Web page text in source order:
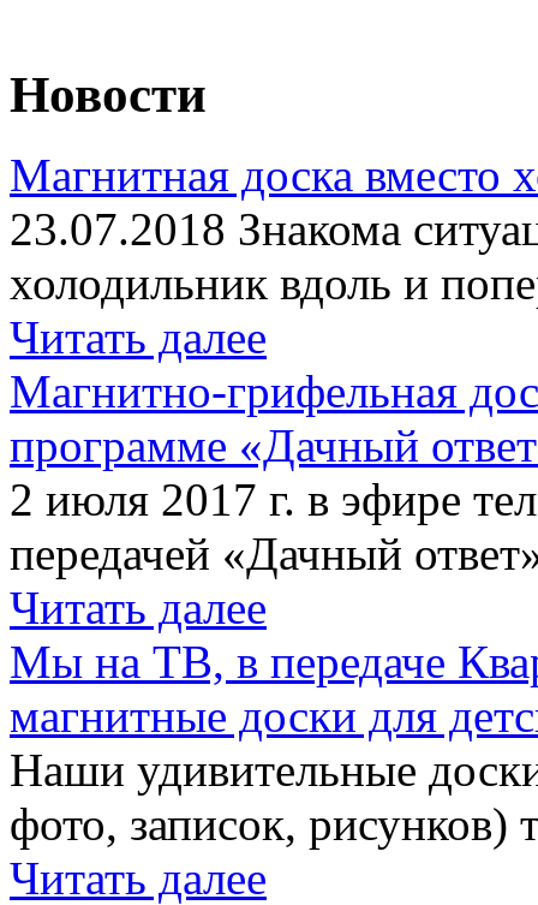
Новости
Магнитная доска вместо
23.07.2018 Знакома
холодильник вдоль и
Читать далее
Магнитно-грифельная
программе «Дачный
2 июля 2017 г. в эфире
передачей «Дачный
Читать далее
Мы на ТВ, в передаче
магнитные доски для
Наши удивительные
фото, записок,
Читать далее